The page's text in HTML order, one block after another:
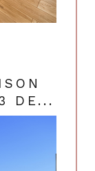
DE...